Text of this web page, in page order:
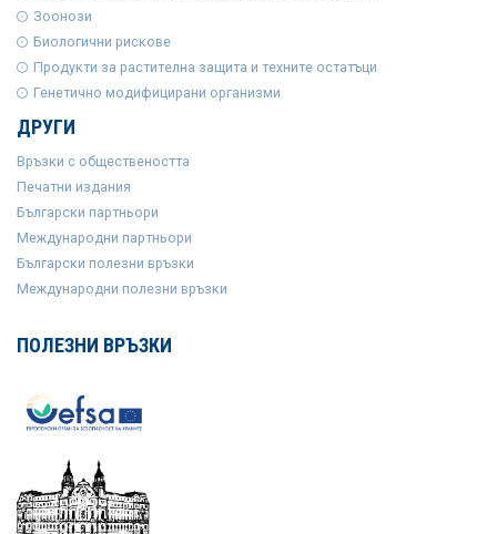
Зоонози
Биологични рискове
Продукти за растителна защита и техните остатъци
Генетично модифицирани организми
ДРУГИ
Връзки с обществеността
Печатни издания
Български партньори
Международни партньори
Български полезни връзки
Международни полезни връзки
ПОЛЕЗНИ ВРЪЗКИ